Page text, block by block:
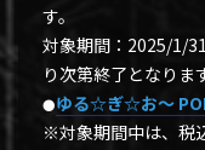
す。
対象期間：2025/1/
り次第終了となりま
●ゆる☆ぎ☆お～
※対象期間中は、税